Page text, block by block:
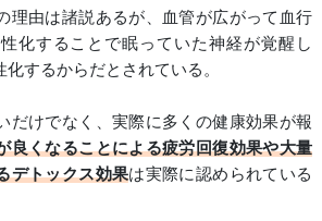
理由は諸説あるが、血管が広がって血行
化することで眠っていた神経が覚醒し
するからだとされている。
だけでなく、実際に多くの健康効果が報
良くなることによる疲労回復効果や大量
デトックス効果は実際に認められている